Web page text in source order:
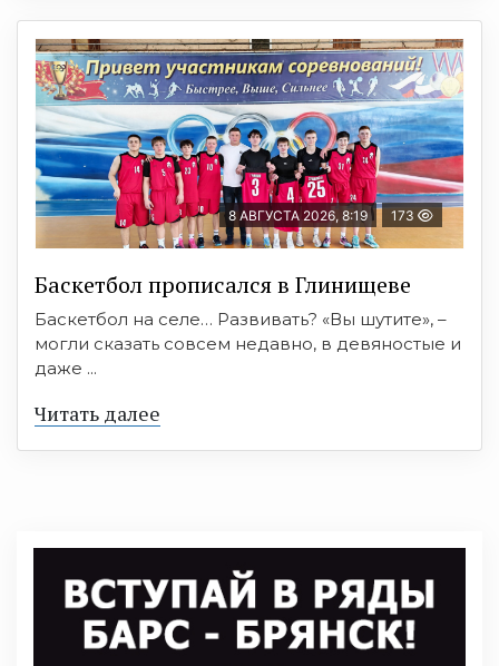
8 АВГУСТА 2026, 8:19 173
Баскетбол прописался в Глинищеве
Баскетбол на селе… Развивать? «Вы шутите», –
могли сказать совсем недавно, в девяностые и
даже ...
Читать далее